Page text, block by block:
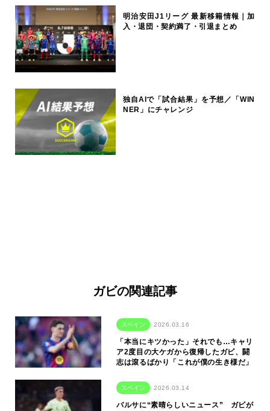
明治安田J1リーグ 最新移籍情報｜加
入・退団・契約満了・引退まとめ
独自AIで「試合結果」を予想／「WIN
NER」にチャレンジ
ガビの関連記事
スペイン 2026.03.16
「本当にキツかった」それでも…キャリ
ア2度目の大ケガから復帰したガビ、闘
志は滾るばかり「これが僕の生き様だ」
スペイン 2026.03.14
バルサに“素晴らしいニュース” ガビが